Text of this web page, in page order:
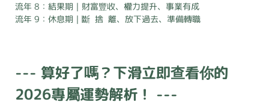
流年 8：結果期｜財富豐收、權力提升、事業有成
流年 9：休息期｜斷 捨 離、放下過去、準備轉職
--- 算好了嗎？下滑立即查看你的
2026專屬運勢解析！ ---